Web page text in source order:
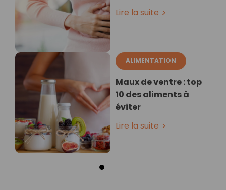
Lire la suite
ALIMENTATION
Maux de ventre : top
10 des aliments à
éviter
Lire la suite